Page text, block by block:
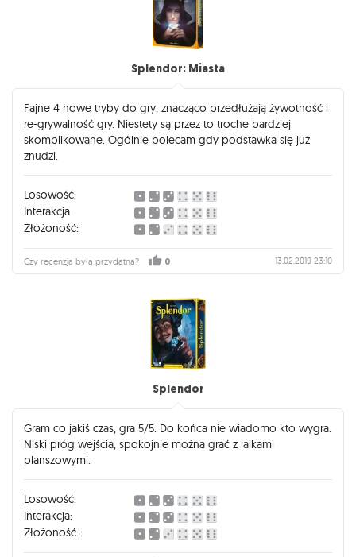
Splendor: Miasta
Fajne 4 nowe tryby do gry, znacząco przedłużają żywotność i
re-grywalność gry. Niestety są przez to troche bardziej
skomplikowane. Ogólnie polecam gdy podstawka się już
znudzi.
Losowość:
Interakcja:
Złożoność:
Czy recenzja była przydatna? 0 13.02.2019 23:10
Splendor
Gram co jakiś czas, gra 5/5. Do końca nie wiadomo kto wygra.
Niski próg wejścia, spokojnie można grać z laikami
planszowymi.
Losowość:
Interakcja:
Złożoność: